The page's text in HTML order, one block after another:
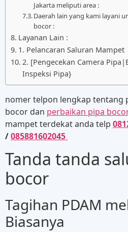
Jakarta meliputi area :
Daerah lain yang kami layani
bocor :
Layanan Lain :
1. Pelancaran Saluran Mampet
2. [Pengecekan Camera
Inspeksi Pipa}
nomer telpon lengkap tentang
bocor dan perbaikan pipa
mampet terdekat anda telp
/085881602045
Tanda tanda
bocor
Tagihan PDAM
Biasanya